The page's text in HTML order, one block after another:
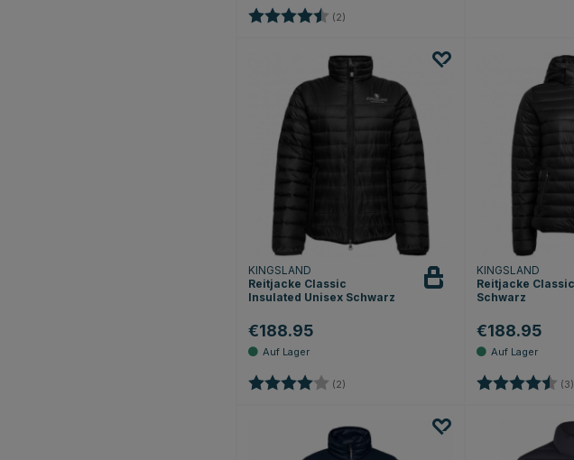
Bewertung: (2)
KINGSLAND
Reitjacke Classic
Insulated Unisex Schwarz
€188.95
Bewertung: (2)
KINGSLAND
Reitjacke
Schwarz
€188.95
Bewertung: (3)